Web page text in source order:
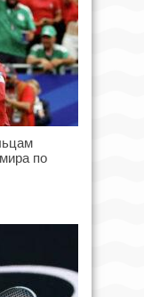
по